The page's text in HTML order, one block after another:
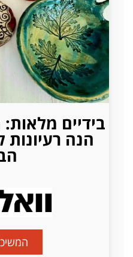
בידיים
הנה